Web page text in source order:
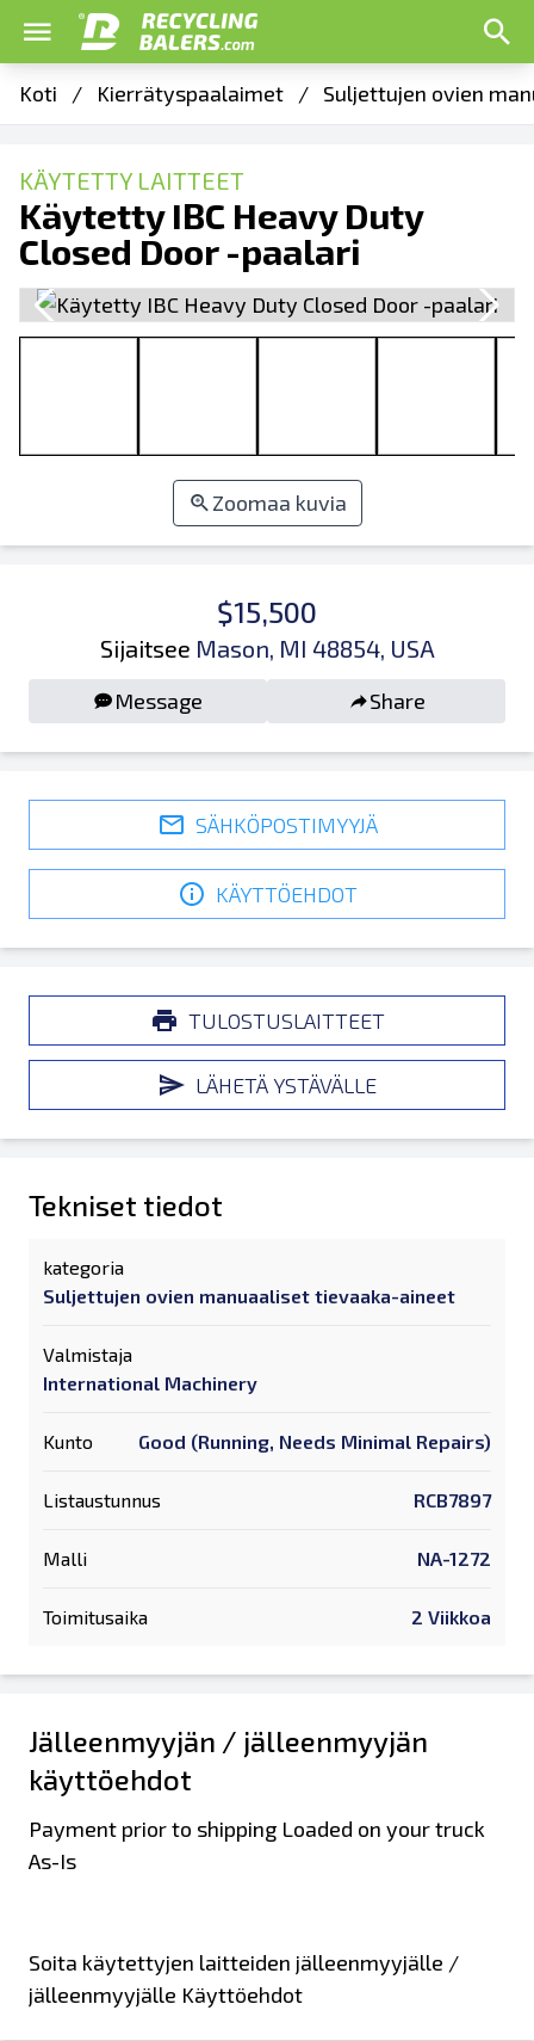
Koti / Kierrätyspaalaimet / Suljettujen ovien
KÄYTETTY LAITTEET
Käytetty IBC Heavy Duty
Closed Door -paalari
Zoomaa kuvia
$15,500
Sijaitsee Mason, MI 48854, USA
Message Share
SÄHKÖPOSTIMYYJÄ
KÄYTTÖEHDOT
TULOSTUSLAITTEET
LÄHETÄ YSTÄVÄLLE
Tekniset tiedot
kategoria
Suljettujen ovien manuaaliset tievaaka-aineet
Valmistaja
International Machinery
Kunto Good (Running, Needs Minimal Repairs)
Listaustunnus RCB7897
Malli NA-1272
Toimitusaika 2 Viikkoa
Jälleenmyyjän / jälleenmyyjän
käyttöehdot
Payment prior to shipping Loaded on your truck
As-Is
Soita käytettyjen laitteiden jälleenmyyjälle /
jälleenmyyjälle Käyttöehdot